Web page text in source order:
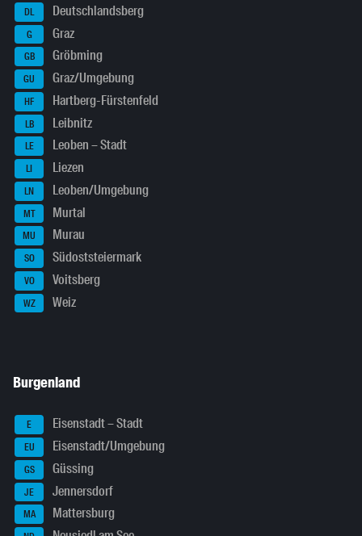
DL Deutschlandsberg
G Graz
GB Gröbming
GU Graz/Umgebung
HF Hartberg-Fürstenfeld
LB Leibnitz
LE Leoben – Stadt
LI Liezen
LN Leoben/Umgebung
MT Murtal
MU Murau
SO Südoststeiermark
VO Voitsberg
WZ Weiz
Burgenland
E Eisenstadt – Stadt
EU Eisenstadt/Umgebung
GS Güssing
JE Jennersdorf
MA Mattersburg